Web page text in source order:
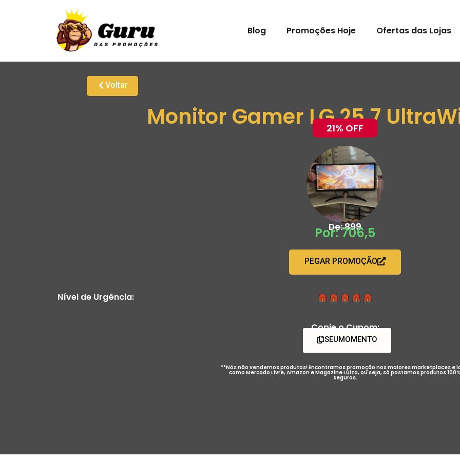
Blog Promoções Hoje Ofertas das Lojas
Voltar
Monitor Gamer LG 25.7
21% OFF
De: 899
Por: 706,5
PEGAR PROMOÇÃO
Nível de Urgência:
Copie o Cupom:
SEUMOMENTO
**Nós não vendemos produtos! Encontramos promoção nos maiores marketplaces e
como Mercado Livre, Amazon e Magazine Luiza, ou seja, só postamos produtos 100%
seguros.